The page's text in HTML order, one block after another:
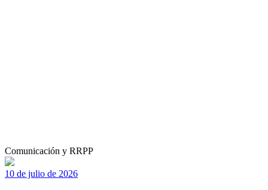
Comunicación y RRPP
10 de julio de 2026